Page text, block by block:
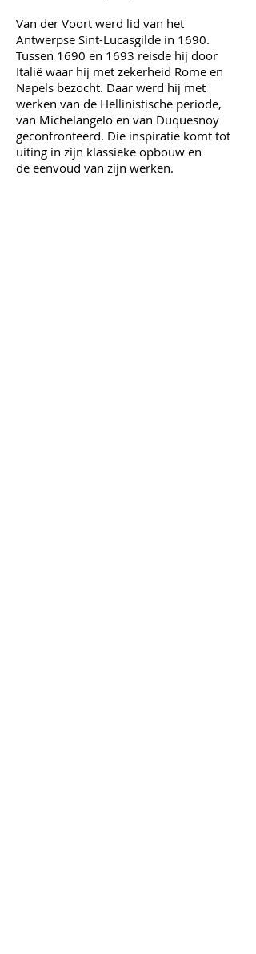
Van der Voort werd lid van het
Antwerpse Sint-Lucasgilde in 1690.
Tussen 1690 en 1693 reisde hij door
Italië waar hij met zekerheid Rome en
Napels bezocht. Daar werd hij met
werken van de Hellinistische periode,
van Michelangelo en van Duquesnoy
geconfronteerd. Die inspiratie komt tot
uiting in zijn klassieke opbouw en
de eenvoud van zijn werken.